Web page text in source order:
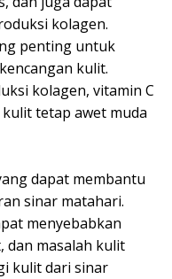
kolagen.
penting untuk
kulit.
kolagen, vitamin C
tetap awet muda
dapat membantu
sinar matahari.
menyebabkan
dan masalah kulit
kulit dari sinar